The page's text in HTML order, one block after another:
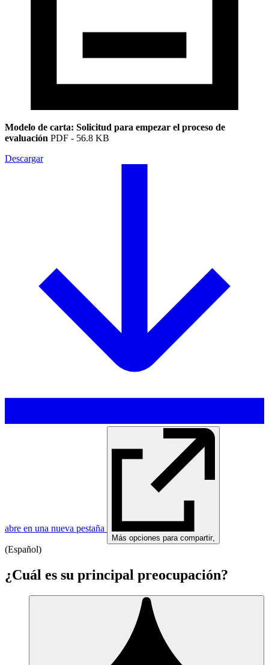
Modelo de carta: Solicitud para empezar el proceso de
evaluación PDF - 56.8 KB
Descargar
abre en una nueva pestaña
Más opciones para compartir,
(Español)
¿Cuál es su principal preocupación?